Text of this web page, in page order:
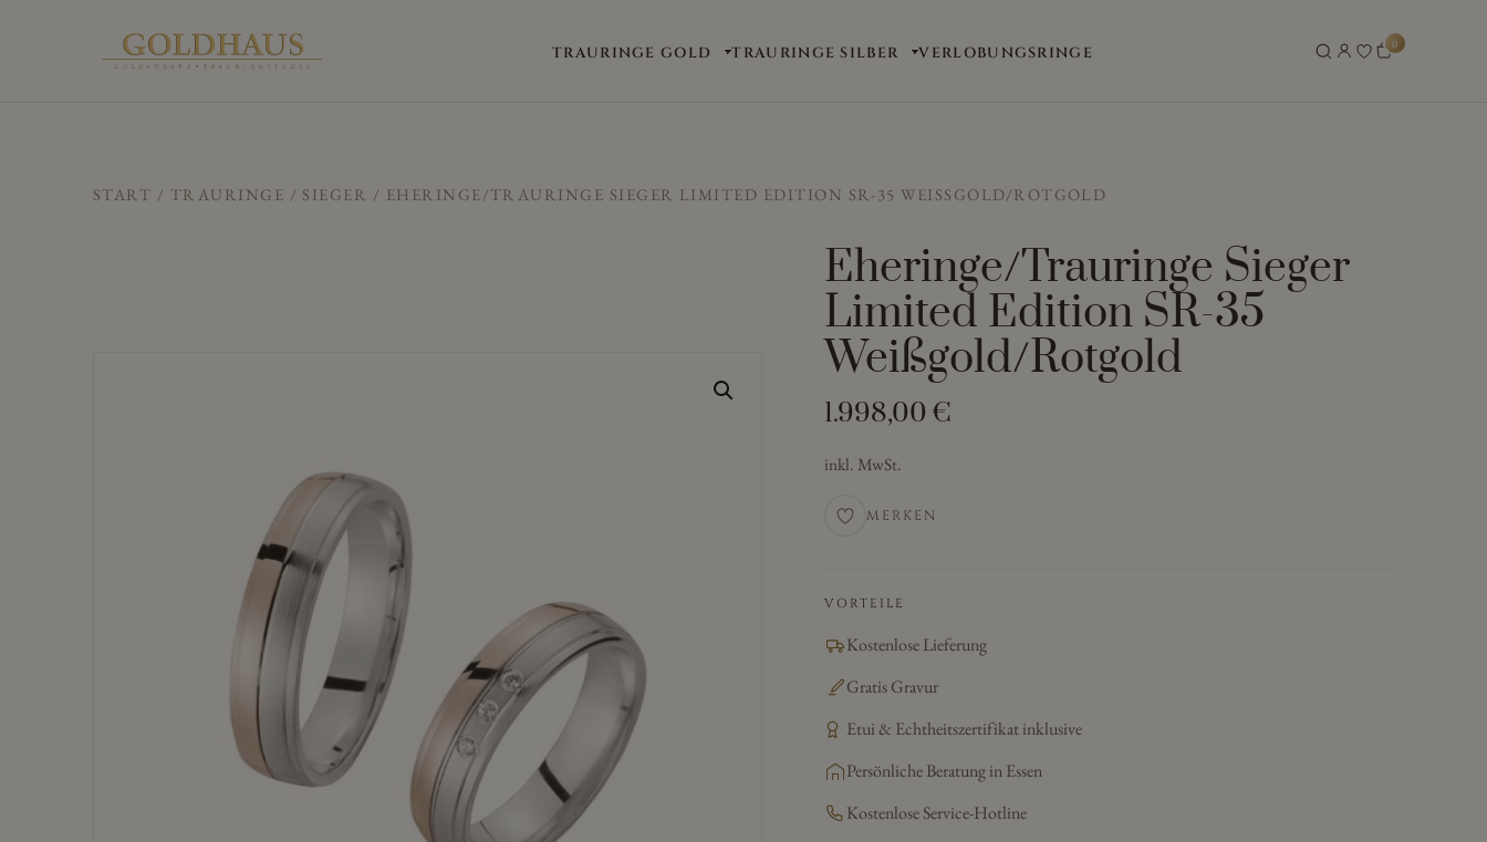
TRAURINGE GOLD TRAURINGE SILBER VERLOBUNGSRINGE 0
START / TRAURINGE / SIEGER / EHERINGE/TRAURINGE SIEGER LIMITED EDITION SR-35 WEISSGOLD/ROTGOLD
Eheringe/Trauringe Sieger
Limited Edition SR-35
Weißgold/Rotgold
1.998,00 €
inkl. MwSt.
MERKEN
VORTEILE
Kostenlose Lieferung
Gratis Gravur
Etui & Echtheitszertifikat inklusive
Persönliche Beratung in Essen
Kostenlose Service-Hotline